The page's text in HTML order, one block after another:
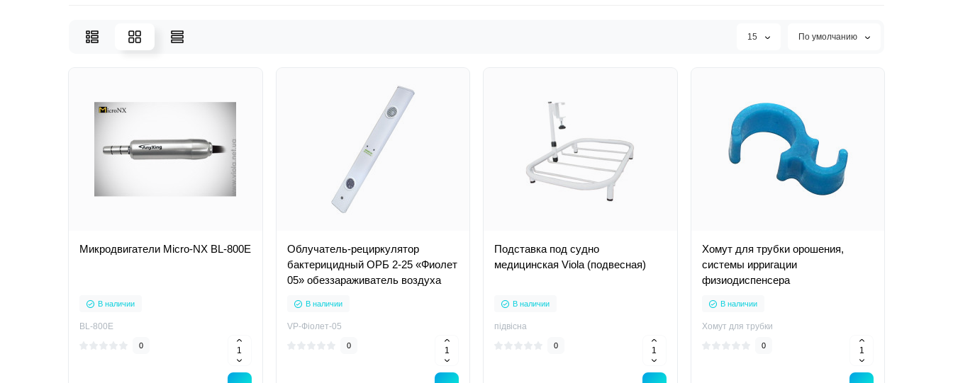
15 По умолчанию
Микродвигатели Micro-NX BL-800Е
В наличии
BL-800Е
0
Облучатель-рециркулятор
бактерицидный ОРБ 2-25 «Фиолет
05» обеззараживатель воздуха
В наличии
VP-Фіолет-05
0
Подставка под судно
медицинская Viola (подвесная)
В наличии
підвісна
0
Хомут для трубки орошения,
системы ирригации
физиодиспенсера
В наличии
Хомут для трубки
0